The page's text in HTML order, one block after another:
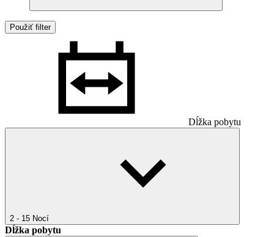
Použiť filter
Dĺžka pobytu
2 - 15 Nocí
Dĺžka pobytu